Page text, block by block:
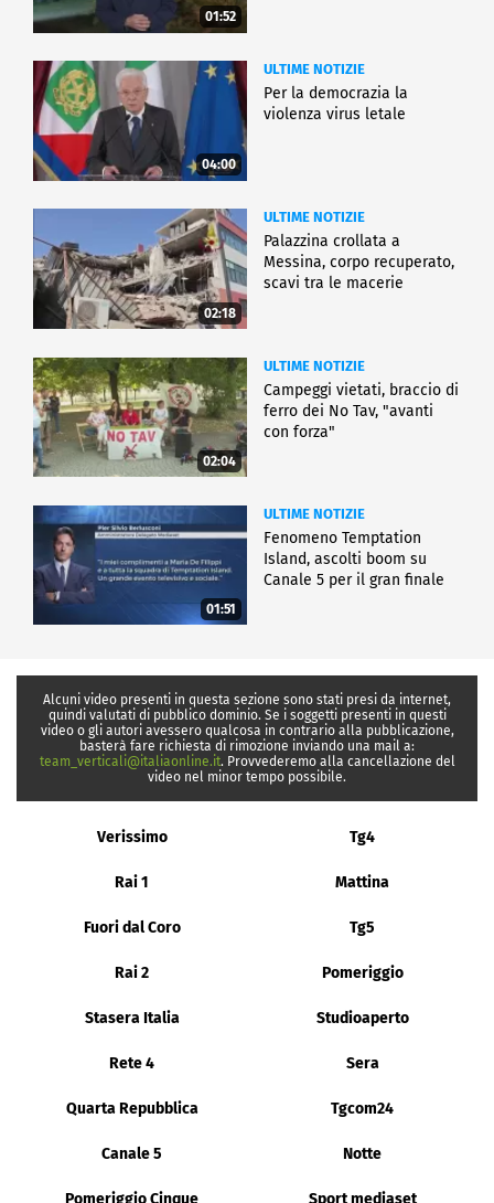
01:52
04:00
ULTIME NOTIZIE
Per la democrazia la
violenza virus letale
02:18
ULTIME NOTIZIE
Palazzina crollata a
Messina, corpo recuperato,
scavi tra le macerie
02:04
ULTIME NOTIZIE
Campeggi vietati, braccio di
ferro dei No Tav, "avanti
con forza"
01:51
ULTIME NOTIZIE
Fenomeno Temptation
Island, ascolti boom su
Canale 5 per il gran finale
Alcuni video presenti in questa sezione sono stati presi da internet,
quindi valutati di pubblico dominio. Se i soggetti presenti in questi
video o gli autori avessero qualcosa in contrario alla pubblicazione,
basterà fare richiesta di rimozione inviando una mail a:
team_verticali@italiaonline.it. Provvederemo alla cancellazione del
video nel minor tempo possibile.
Verissimo Tg4
Rai 1 Mattina
Fuori dal Coro Tg5
Rai 2 Pomeriggio
Stasera Italia Studioaperto
Rete 4 Sera
Quarta Repubblica Tgcom24
Canale 5 Notte
Pomeriggio Cinque Sport mediaset